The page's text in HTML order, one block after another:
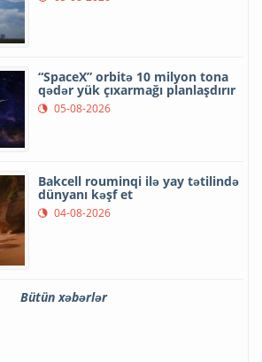
“SpaceX” orbitə 10 milyon tona
qədər yük çıxarmağı planlaşdırır
05-08-2026
Bakcell rouminqi ilə yay tətilində
dünyanı kəşf et
04-08-2026
Bütün xəbərlər